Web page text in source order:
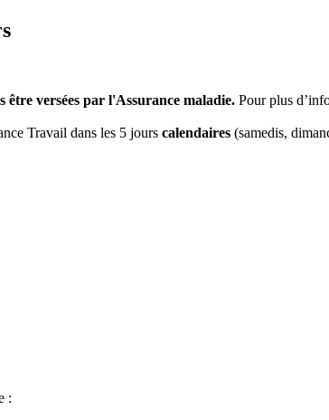
être versées par l'Assurance maladie. Pour plus
Travail dans les 5 jours calendaires (samedis,
: